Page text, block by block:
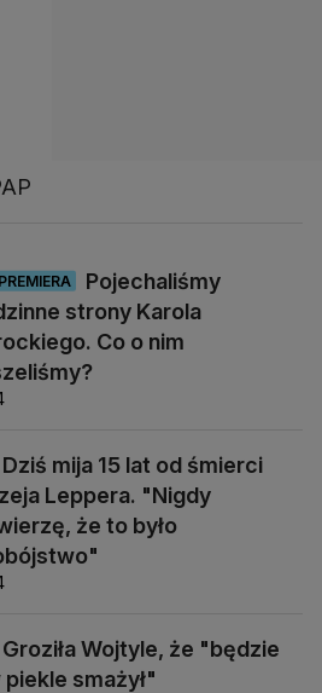
PREMIERA
Pojechaliśmy
strony Karola
Co o nim
Dziś mija 15 lat od śmierci
Leppera. "Nigdy
że to było
Groziła Wojtyle, że "będzie
piekle smażył"